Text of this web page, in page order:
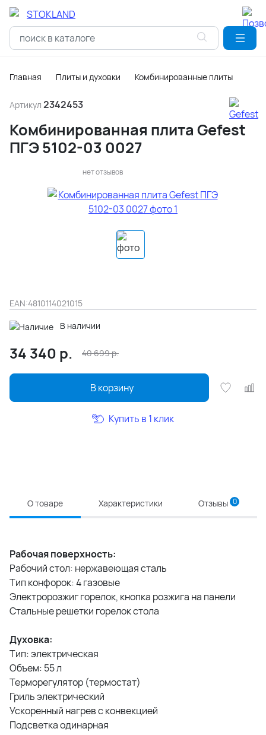
Главная Плиты и духовки Комбинированные плиты
Артикул 2342453
Комбинированная плита Gefest
ПГЭ 5102-03 0027
нет отзывов
EAN:4810114021015
В наличии
34 340 р. 40 699р.
В корзину
Купить в 1 клик
О товаре Характеристики Отзывы 0
Рабочая поверхность:
Рабочий стол: нержавеющая сталь
Тип конфорок: 4 газовые
Электророзжиг горелок, кнопка розжига на панели
Стальные решетки горелок стола
Духовка:
Тип: электрическая
Объем: 55 л
Терморегулятор (термостат)
Гриль электрический
Ускоренный нагрев с конвекцией
Подсветка одинарная